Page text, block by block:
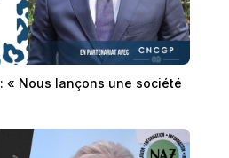
« Nous lançons une société